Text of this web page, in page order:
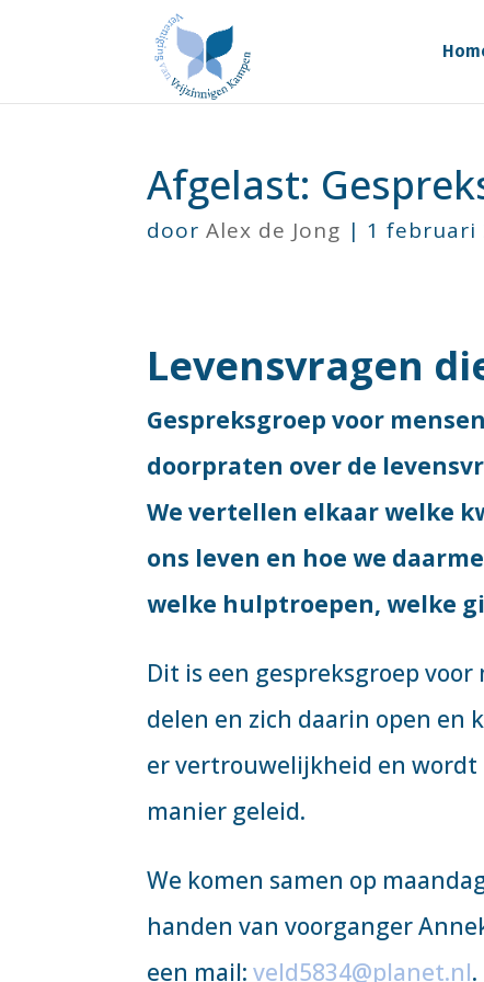
Afgelast:
doorAlex de Jong | 1 februari
Levensvragen
Gespreksgroep voor
doorpraten over de
We vertellen elkaar welke
ons leven en hoe we
welke hulptroepen, welke
Dit is een gespreksgroep
delen en zich daarin open en
er vertrouwelijkheid en wordt
manier geleid.
We komen samen op
handen van voorganger
een mail:veld5834@planet.nl.